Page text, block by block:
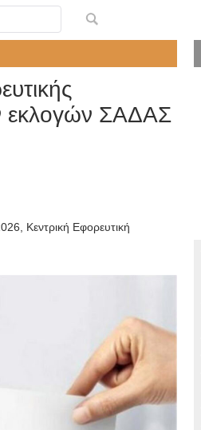
εκλογών ΣΑΔΑΣ
, Κεντρική Εφορευτική